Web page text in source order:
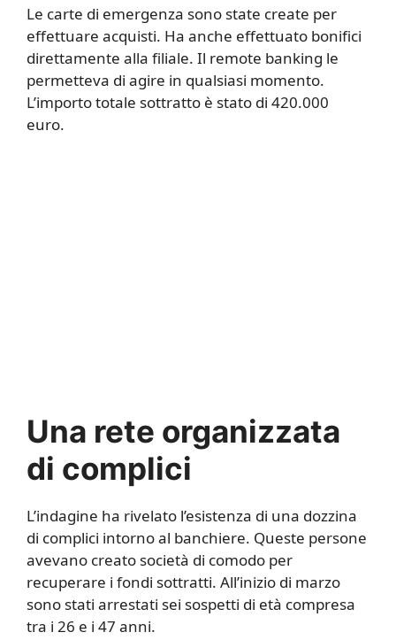
Le carte di emergenza sono state create per
effettuare acquisti. Ha anche effettuato bonifici
direttamente alla filiale. Il remote banking le
permetteva di agire in qualsiasi momento.
L’importo totale sottratto è stato di 420.000
euro.
Una rete organizzata
di complici
L’indagine ha rivelato l’esistenza di una dozzina
di complici intorno al banchiere. Queste persone
avevano creato società di comodo per
recuperare i fondi sottratti. All’inizio di marzo
sono stati arrestati sei sospetti di età compresa
tra i 26 e i 47 anni.